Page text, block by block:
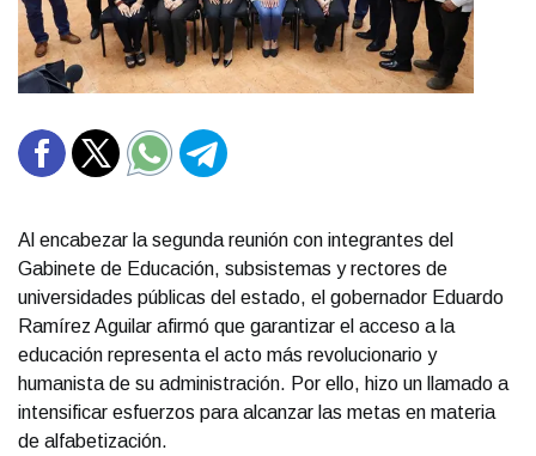
Al encabezar la segunda reunión con integrantes del
Gabinete de Educación, subsistemas y rectores de
universidades públicas del estado, el gobernador Eduardo
Ramírez Aguilar afirmó que garantizar el acceso a la
educación representa el acto más revolucionario y
humanista de su administración. Por ello, hizo un llamado a
intensificar esfuerzos para alcanzar las metas en materia
de alfabetización.